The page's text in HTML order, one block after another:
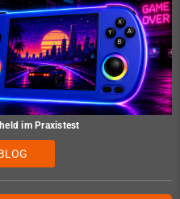
im Praxistest